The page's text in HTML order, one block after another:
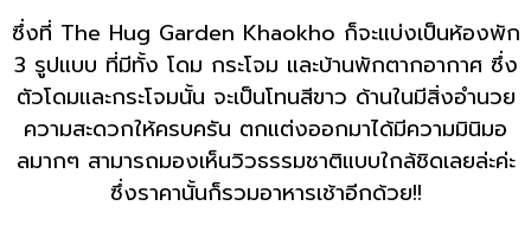
ซึ่งที่ The Hug Garden Khaokho ก็จะแบ่งเป็นห้องพัก
3 รูปแบบ ที่มีทั้ง โดม กระโจม และบ้านพักตากอากาศ ซึ่ง
ตัวโดมและกระโจมนั้น จะเป็นโทนสีขาว ด้านในมีสิ่งอำนวย
ความสะดวกให้ครบครัน ตกแต่งออกมาได้มีความมินิมอ
ลมากๆ สามารถมองเห็นวิวธรรมชาติแบบใกล้ชิดเลยล่ะค่ะ
ซึ่งราคานั้นก็รวมอาหารเช้าอีกด้วย!!